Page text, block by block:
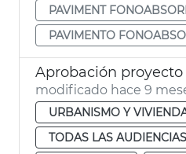
PAVIMENT
PAVIMENTO
modificado hace 9
URBANISMO Y
TODAS LAS AUDIENCIAS